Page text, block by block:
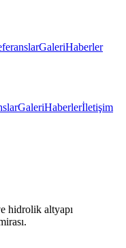
GaleriHaberler
GaleriHaberlerİletişim
hidrolik altyapı